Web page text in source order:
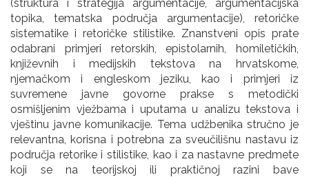
(struktura i strategija argumentacije, argumentacijska
topika, tematska područja argumentacije), retoričke
sistematike i retoričke stilistike. Znanstveni opis prate
odabrani primjeri retorskih, epistolarnih, homiletičkih,
književnih i medijskih tekstova na hrvatskome,
njemačkom i engleskom jeziku, kao i primjeri iz
suvremene javne govorne prakse s metodički
osmišljenim vježbama i uputama u analizu tekstova i
vještinu javne komunikacije. Tema udžbenika stručno je
relevantna, korisna i potrebna za sveučilišnu nastavu iz
područja retorike i stilistike, kao i za nastavne predmete
koji se na teorijskoj ili praktičnoj razini bave